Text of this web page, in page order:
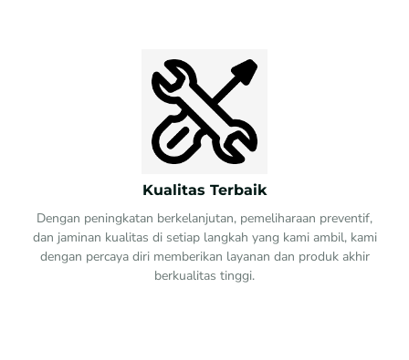
Kualitas Terbaik
Dengan peningkatan berkelanjutan, pemeliharaan preventif,
dan jaminan kualitas di setiap langkah yang kami ambil, kami
dengan percaya diri memberikan layanan dan produk akhir
berkualitas tinggi.